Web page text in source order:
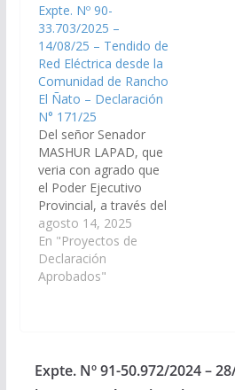
Desarrollo
Sustentable, y
Secretaría de Recursos
Hídricos, arbitren las
medidas necesarias, a
los fines que se
incorpore en la Ley
de…
Expte. Nº 90-
33.703/2025 –
14/08/25 – Tendido de
Red Eléctrica desde la
Comunidad de Rancho
El Ñato – Declaración
N° 171/25
Del señor Senador
MASHUR LAPAD, que
veria con agrado que
el Poder Ejecutivo
Provincial, a través del
Ministerio de
Economía y Servicios
Públicos, Ministerio de
Infraestructura, del
Electricidad de Salta
S.A. (EDESA SA),
agosto 14, 2025
En "Proyectos de
Declaración
Aprobados"
Expte. Nº 91-50.972/2024 –